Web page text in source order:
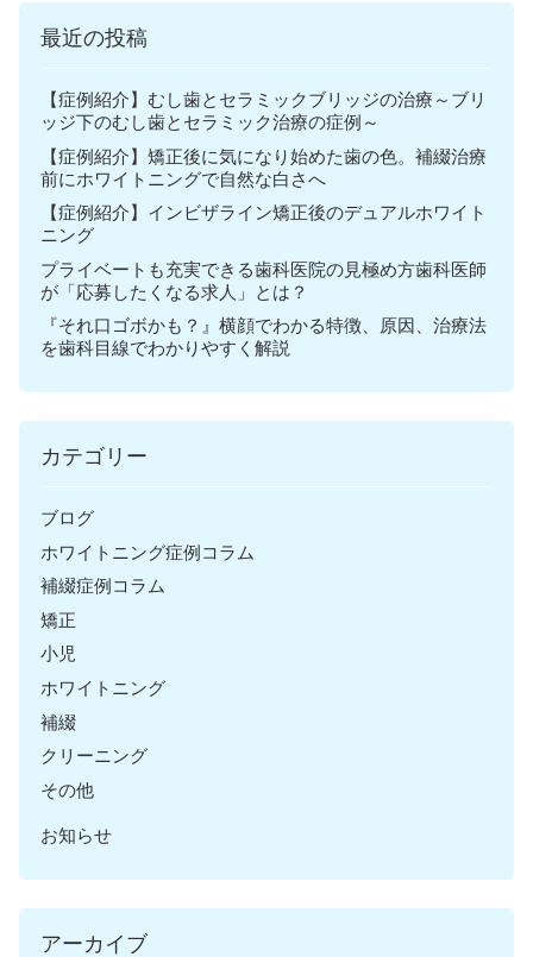
最近の投稿
【症例紹介】むし歯とセラミックブリッジの治療～ブリ
ッジ下のむし歯とセラミック治療の症例～
【症例紹介】矯正後に気になり始めた歯の色。補綴治療
前にホワイトニングで自然な白さへ
【症例紹介】インビザライン矯正後のデュアルホワイト
ニング
プライベートも充実できる歯科医院の見極め方歯科医師
が「応募したくなる求人」とは？
『それ口ゴボかも？』横顔でわかる特徴、原因、治療法
を歯科目線でわかりやすく解説
カテゴリー
ブログ
ホワイトニング症例コラム
補綴症例コラム
矯正
小児
ホワイトニング
補綴
クリーニング
その他
お知らせ
アーカイブ